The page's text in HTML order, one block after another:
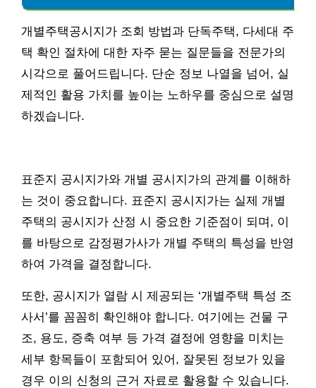
개별주택공시지가 조회 방법과 단독주택, 다세대 주
택 확인 절차에 대한 자주 묻는 질문들을 전문가의
시각으로 풀어드립니다. 단순 정보 나열을 넘어, 실
제적인 활용 가치를 높이는 노하우를 중심으로 설명
하겠습니다.
표준지 공시지가와 개별 공시지가의 관계를 이해하
는 것이 중요합니다. 표준지 공시지가는 실제 개별
주택의 공시지가 산정 시 중요한 기준점이 되며, 이
를 바탕으로 감정평가사가 개별 주택의 특성을 반영
하여 가격을 결정합니다.
또한, 공시지가 열람 시 제공되는 ‘개별주택 특성 조
사서’를 꼼꼼히 확인해야 합니다. 여기에는 건물 구
조, 용도, 증축 여부 등 가격 결정에 영향을 미치는
세부 항목들이 포함되어 있어, 잘못된 정보가 있을
경우 이의 신청의 근거 자료로 활용할 수 있습니다.